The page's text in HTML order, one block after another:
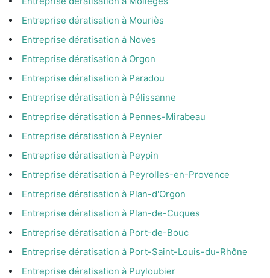
Entreprise dératisation à Mouriès
Entreprise dératisation à Noves
Entreprise dératisation à Orgon
Entreprise dératisation à Paradou
Entreprise dératisation à Pélissanne
Entreprise dératisation à Pennes-Mirabeau
Entreprise dératisation à Peynier
Entreprise dératisation à Peypin
Entreprise dératisation à Peyrolles-en-Provence
Entreprise dératisation à Plan-d'Orgon
Entreprise dératisation à Plan-de-Cuques
Entreprise dératisation à Port-de-Bouc
Entreprise dératisation à Port-Saint-Louis-du-Rhône
Entreprise dératisation à Puyloubier